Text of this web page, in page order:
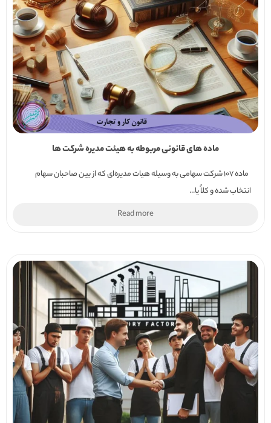
ماده های قانونی مربوطه به هیئت مدیره شرکت ها
ماده 107 شرکت سهامی به وسیله هیات مدیره‌ای که از بین صاحبان سهام
انتخاب شده و کلاً یا...
Read more